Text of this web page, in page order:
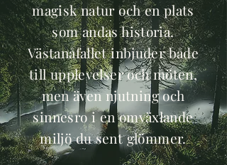
magisk natur och en plats
som andas historia.
Västanåfallet inbjuder både
till upplevelser och möten,
men även njutning och
sinnesro i en omväxlande
miljö du sent glömmer.